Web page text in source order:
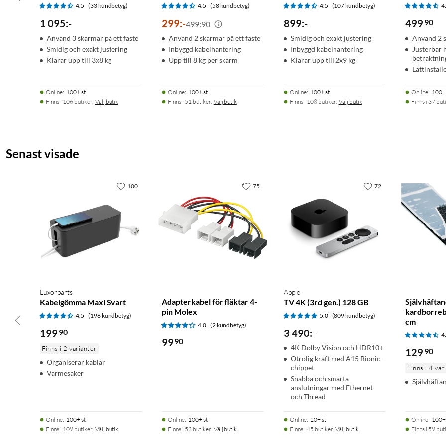
4.5 (33 kundbetyg)
1 095:-
Använd 3 skärmar på ett fäste
Smidig och exakt justering
Klarar upp till 3x8 kg
Online: 100+ st
Finns i 106 butiker. Välj butik
4.5 (58 kundbetyg)
299:-499:90
Använd 2 skärmar på ett fäste
Inbyggd kabelhantering
Upp till 8 kg per skärm
Online: 100+ st
Finns i 51 butiker. Välj butik
4.5 (107 kundbetyg)
899:-
Smidig och exakt justering
Inbyggd kabelhantering
Klarar upp till 2x9 kg
Online: 100+ st
Finns i 108 butiker. Välj butik
499 90
Använd 2
Justerbar
Online:
Finns i 37
Senast visade
Luxorparts
Kabelgömma Maxi Svart
4.5 (198 kundbetyg)
199 90
Finns i 2 varianter
Organiserar kablar
Värmesäker
Online: 100+ st
Finns i 109 butiker. Välj butik
100
Adapterkabel för fläktar 4-
pin Molex
4.0 (2 kundbetyg)
9990
Online: 100+ st
Finns i 53 butiker. Välj butik
75
Apple
TV 4K (3rd gen.) 128 GB
5.0 (809 kundbetyg)
3 490:-
4K Dolby Vision och HDR10+
Otrolig kraft med A15 Bionic-
chippet
Snabba och smarta
anslutningar med Ethernet
och Thread
Online: 20+ st
Finns i 45 butiker. Välj butik
72
cm
129 90
Finns i 4
Online:
Finns i 59